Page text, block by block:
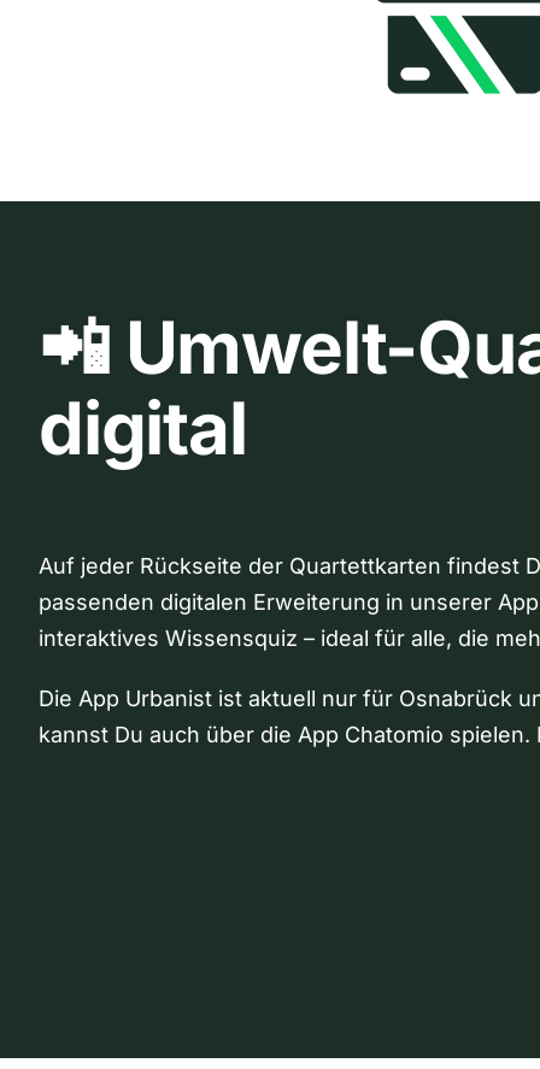
📲 Umwelt-
digital
Auf jeder Rückseite der Quartettkarten findest
passenden digitalen Erweiterung in unserer
interaktives Wissensquiz – ideal für alle, die
Die App Urbanist ist aktuell nur für Osnabrück
kannst Du auch über die App Chatomio